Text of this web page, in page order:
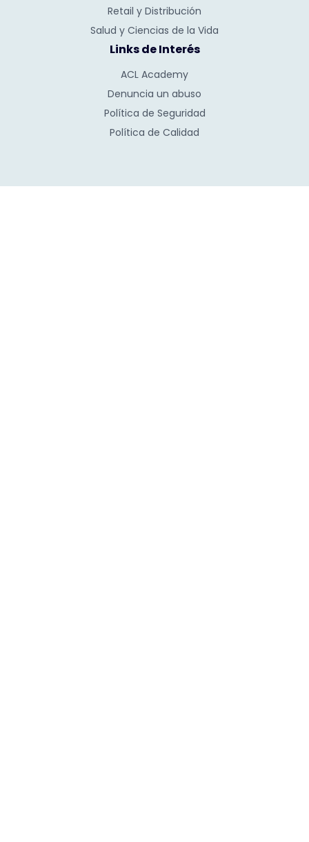
Retail y Distribución
Salud y Ciencias de la Vida
Links de Interés
ACL Academy
Denuncia un abuso
Política de Seguridad
Política de Calidad